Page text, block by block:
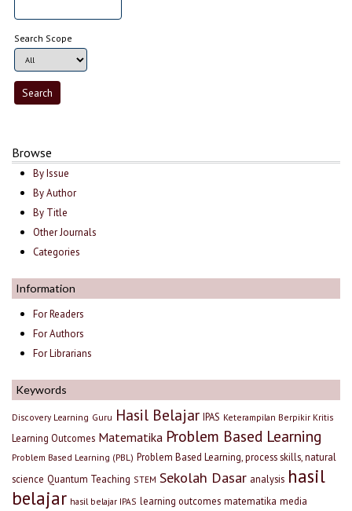
Search Scope
Browse
By Issue
By Author
By Title
Other Journals
Categories
Information
For Readers
For Authors
For Librarians
Keywords
Discovery Learning Guru Hasil Belajar IPAS Keterampilan Berpikir Kritis
Learning Outcomes Matematika Problem Based Learning
Problem Based Learning (PBL) Problem Based Learning, process skills, natural
science Quantum Teaching STEM Sekolah Dasar analysis hasil
belajar hasil belajar IPAS learning outcomes matematika media